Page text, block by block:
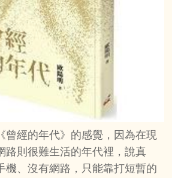
曾經的年代》的感覺，因為在現
路則很難生活的年代裡，說真
機、沒有網路，只能靠打短暫的